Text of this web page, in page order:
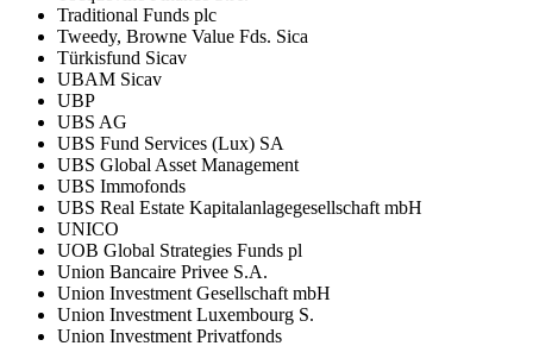
Traditional Funds plc
Tweedy, Browne Value Fds. Sica
Türkisfund Sicav
UBAM Sicav
UBP
UBS AG
UBS Fund Services (Lux) SA
UBS Global Asset Management
UBS Immofonds
UBS Real Estate Kapitalanlagegesellschaft mbH
UNICO
UOB Global Strategies Funds pl
Union Bancaire Privee S.A.
Union Investment Gesellschaft mbH
Union Investment Luxembourg S.
Union Investment Privatfonds